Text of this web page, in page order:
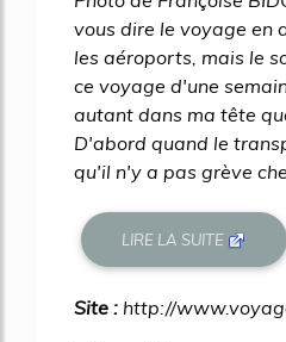
vous dire le voyage en
les aéroports, mais le
ce voyage d'une
autant dans ma tête
D'abord quand le
qu'il n'y a pas grève
LIRE LA SUITE
Site : http://